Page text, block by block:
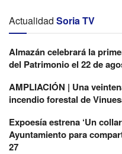
Actualidad Soria TV
Almazán celebrará la
del Patrimonio el 22 de
AMPLIACIÓN | Una
incendio forestal de
Expoesía estrena ‘Un
Ayuntamiento para
27